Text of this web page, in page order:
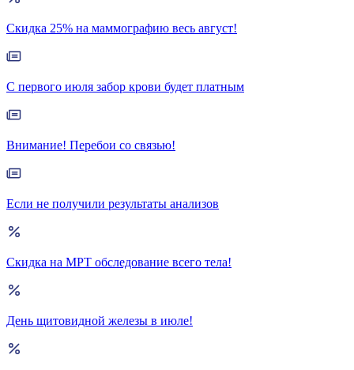
Скидка 25% на маммографию весь август!
С первого июля забор крови будет платным
Внимание! Перебои со связью!
Если не получили результаты анализов
Скидка на МРТ обследование всего тела!
День щитовидной железы в июле!